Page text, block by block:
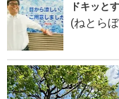
ドキッと
(ねとら